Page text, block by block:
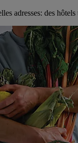
adresses: des